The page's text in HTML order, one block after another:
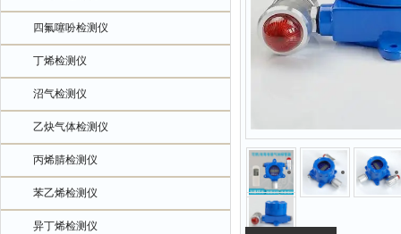
四氟噻吩检测仪
丁烯检测仪
沼气检测仪
乙炔气体检测仪
丙烯腈检测仪
苯乙烯检测仪
异丁烯检测仪